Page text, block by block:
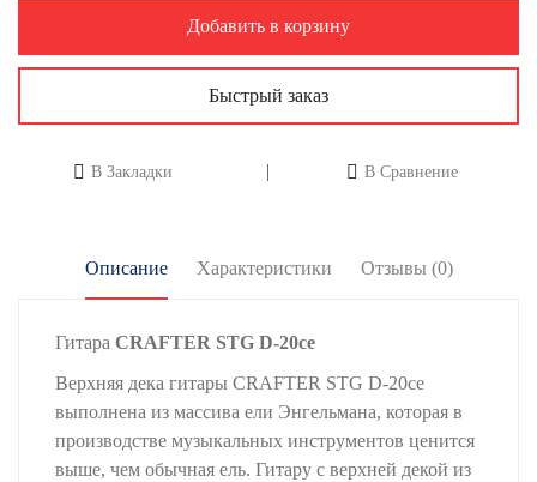
Добавить в корзину
Быстрый заказ
В Закладки В Сравнение
Описание Характеристики Отзывы (0)
Гитара CRAFTER STG D-20ce
Верхняя дека гитары CRAFTER STG D-20ce
выполнена из массива ели Энгельмана, которая в
производстве музыкальных инструментов ценится
выше, чем обычная ель. Гитару с верхней декой из